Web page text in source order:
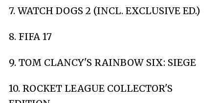
7. WATCH DOGS 2 (INCL. EXCLUSIVE ED.)
8. FIFA 17
9. TOM CLANCY'S RAINBOW SIX: SIEGE
10. ROCKET LEAGUE COLLECTOR'S